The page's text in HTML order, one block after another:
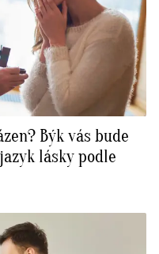
Býk vás bude
lásky podle